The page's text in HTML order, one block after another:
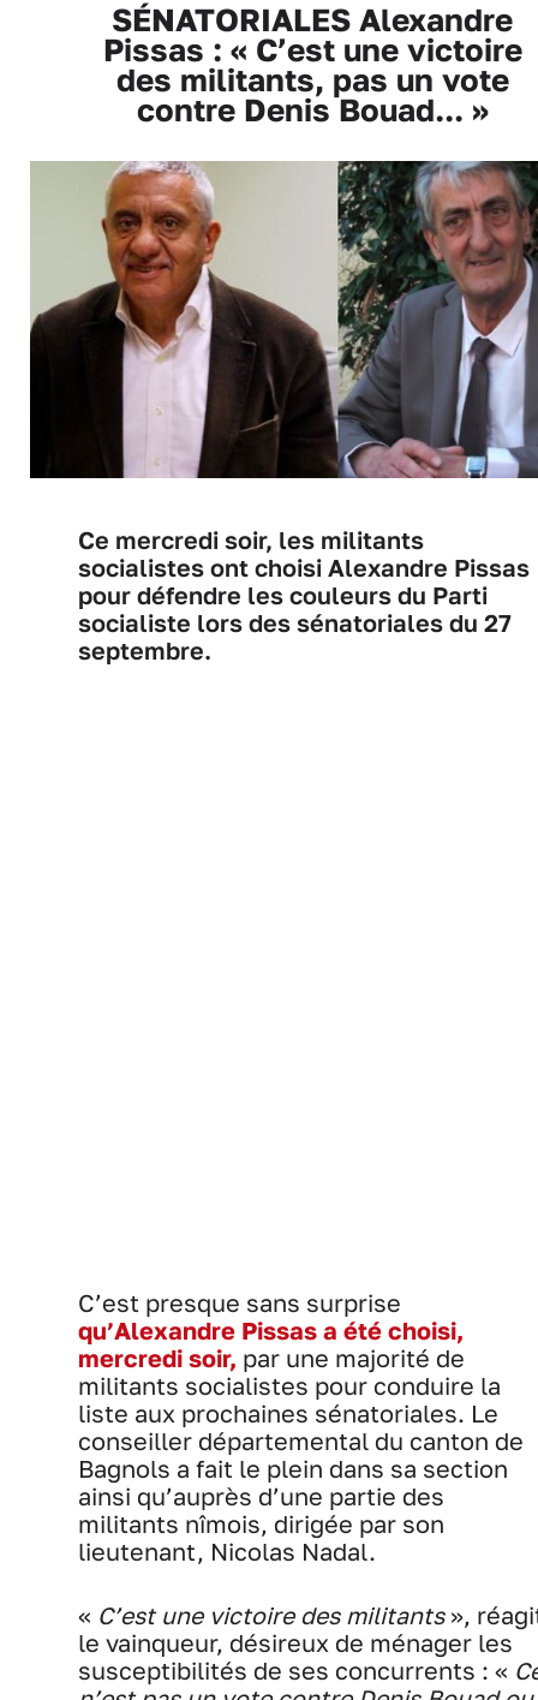
SÉNATORIALES Alexandre
Pissas : « C’est une victoire
des militants, pas un vote
contre Denis Bouad... »
Ce mercredi soir, les militants
socialistes ont choisi Alexandre Pissas
pour défendre les couleurs du Parti
socialiste lors des sénatoriales du 27
septembre.
C’est presque sans surprise
qu’Alexandre Pissas a été choisi,
mercredi soir, par une majorité de
militants socialistes pour conduire la
liste aux prochaines sénatoriales. Le
conseiller départemental du canton de
Bagnols a fait le plein dans sa section
ainsi qu’auprès d’une partie des
militants nîmois, dirigée par son
lieutenant, Nicolas Nadal.
« C’est une victoire des militants »,
le vainqueur, désireux de ménager les
susceptibilités de ses concurrents : «